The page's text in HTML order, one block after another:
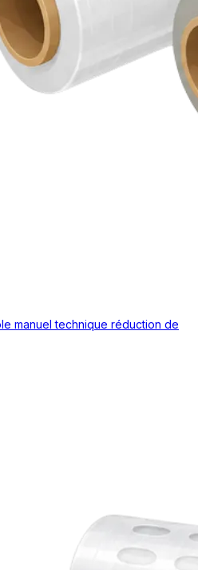
manuel technique réduction de